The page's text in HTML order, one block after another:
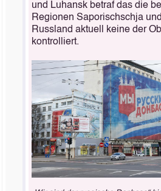
und Luhansk betraf das die
Regionen Saporischschja
Russland aktuell keine der
kontrolliert.